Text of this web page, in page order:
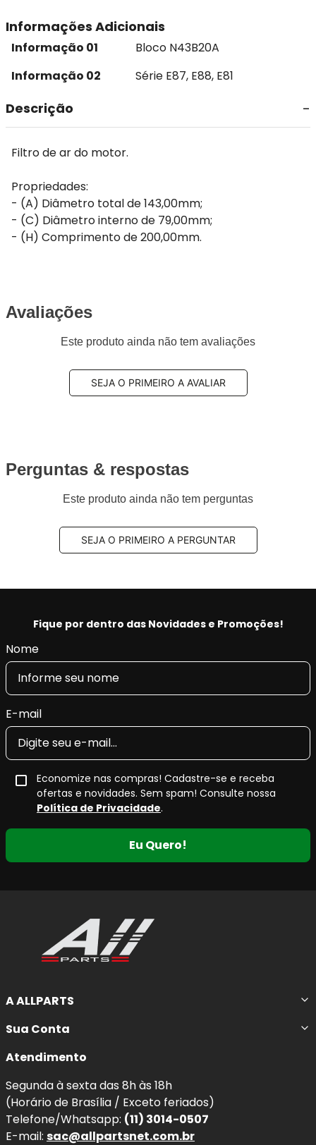
Informações Adicionais
Informação 01
Bloco N43B20A
Informação 02
Série E87, E88, E81
Descrição
Filtro de ar do motor.
Propriedades:
- (A) Diâmetro total de 143,00mm;
- (C) Diâmetro interno de 79,00mm;
- (H) Comprimento de 200,00mm.
Avaliações
Este produto ainda não tem avaliações
SEJA O PRIMEIRO A AVALIAR
Perguntas & respostas
Este produto ainda não tem perguntas
SEJA O PRIMEIRO A PERGUNTAR
Fique por dentro das Novidades e Promoções!
Nome
E-mail
Economize nas compras! Cadastre-se e receba
ofertas e novidades. Sem spam! Consulte nossa
Política de Privacidade.
Eu Quero!
A ALLPARTS
Sua Conta
Atendimento
Segunda à sexta das 8h às 18h
(Horário de Brasília / Exceto feriados)
Telefone/Whatsapp: (11) 3014-0507
E-mail: sac@allpartsnet.com.br